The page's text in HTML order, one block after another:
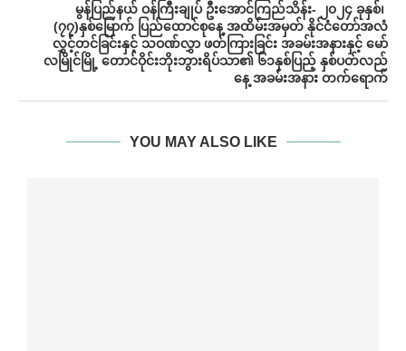
မွန်ပြည်နယ် ဝန်ကြီးချုပ် ဦးအောင်ကြည်သိန်း- ၂၀၂၄ ခုနှစ်၊
(၇၇)နှစ်မြောက် ပြည်ထောင်စုနေ့ အထိမ်းအမှတ် နိုင်ငံတော်အလံ
လွှင့်တင်ခြင်းနှင့် သဝဏ်လွှာ ဖတ်ကြားခြင်း အခမ်းအနားနှင့် မော်
လမြိုင်မြို့ တောင်ဝိုင်းဘိုးဘွားရိပ်သာ၏ ၆၁နှစ်ပြည့် နှစ်ပတ်လည်
နေ့ အခမ်းအနား တက်ရောက်
YOU MAY ALSO LIKE